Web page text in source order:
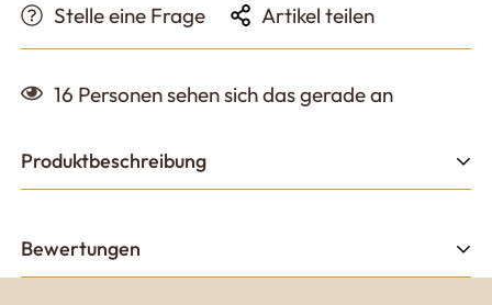
Stelle eine Frage Artikel teilen
16 Personen sehen sich das gerade an
Produktbeschreibung
FLATE® Towel Shelf –
Bewertungen